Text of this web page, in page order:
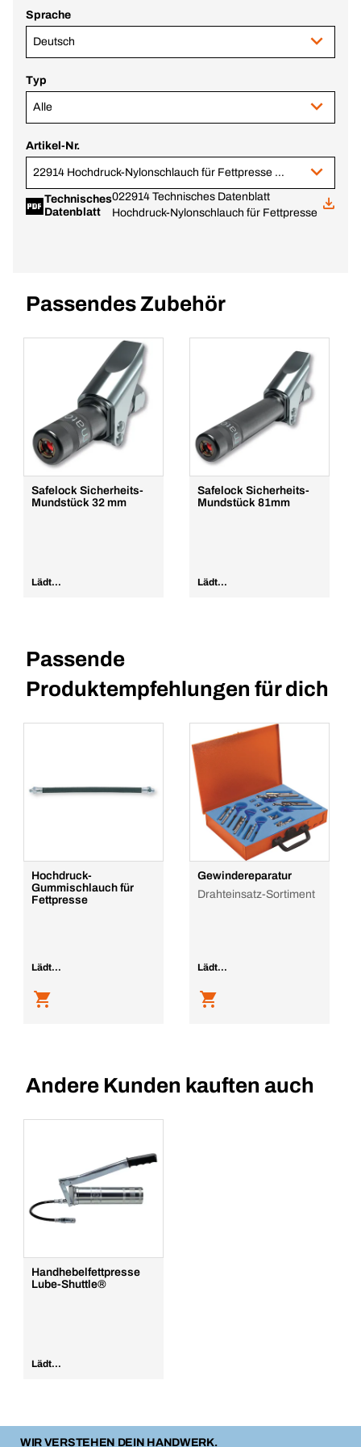
Sprache
Deutsch
Typ
Alle
Artikel-Nr.
22914 Hochdruck-Nylonschlauch für Fettpresse 8 x 300
Technisches
Datenblatt
022914 Technisches Datenblatt
Hochdruck-Nylonschlauch für Fettpresse
Passendes Zubehör
Safelock Sicherheits-
Mundstück 32 mm
Lädt...
Safelock Sicherheits-
Mundstück 81mm
Lädt...
Passende
Produktempfehlungen für dich
Hochdruck-
Gummischlauch für
Fettpresse
Lädt...
Gewindereparatur
Drahteinsatz-Sortiment
Lädt...
Andere Kunden kauften auch
Handhebelfettpresse
Lube-Shuttle®
Lädt...
WIR VERSTEHEN DEIN HANDWERK.